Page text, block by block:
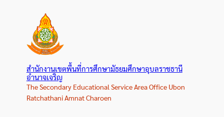
สำนักงานเขตพื้นที่การศึกษามัธยมศึกษาอุบลราชธานี
อำนาจเจริญ
The Secondary Educational Service Area Office Ubon
Ratchathani Amnat Charoen